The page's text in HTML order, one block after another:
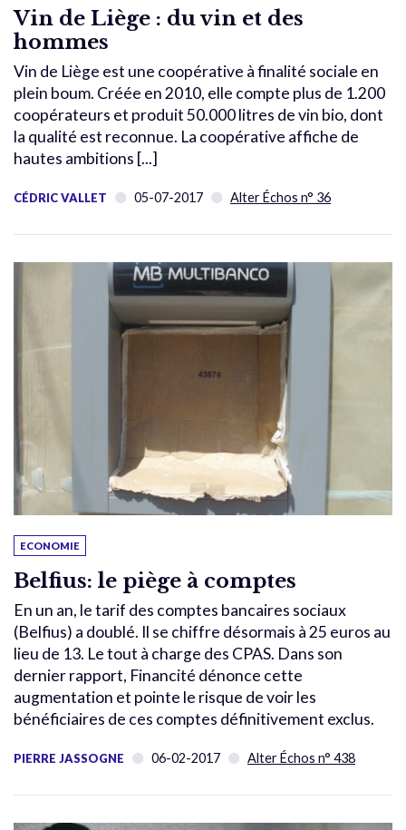
Vin de Liège : du vin et des
hommes
Vin de Liège est une coopérative à finalité sociale en
plein boum. Créée en 2010, elle compte plus de 1.200
coopérateurs et produit 50.000 litres de vin bio, dont
la qualité est reconnue. La coopérative affiche de
hautes ambitions [...]
CÉDRIC VALLET 05-07-2017 Alter Échos n° 36
ECONOMIE
Belfius: le piège à comptes
En un an, le tarif des comptes bancaires sociaux
(Belfius) a doublé. Il se chiffre désormais à 25 euros au
lieu de 13. Le tout à charge des CPAS. Dans son
dernier rapport, Financité dénonce cette
augmentation et pointe le risque de voir les
bénéficiaires de ces comptes définitivement exclus.
PIERRE JASSOGNE 06-02-2017 Alter Échos n° 438